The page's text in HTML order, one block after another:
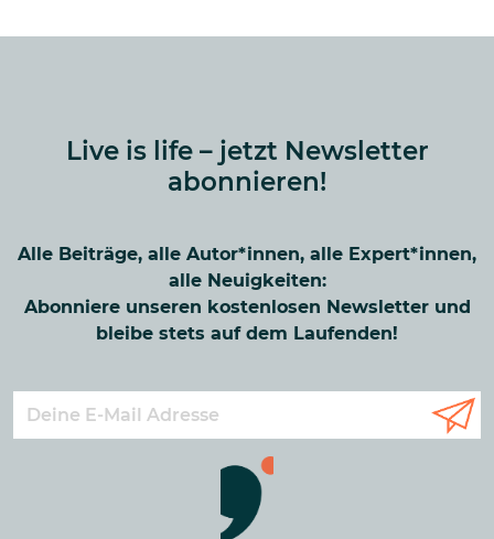
Live is life – jetzt Newsletter
abonnieren!
Alle Beiträge, alle Autor*innen, alle Expert*innen,
alle Neuigkeiten:
Abonniere unseren kostenlosen Newsletter und
bleibe stets auf dem Laufenden!